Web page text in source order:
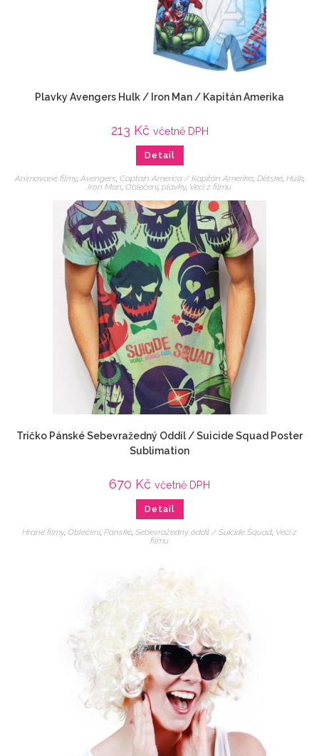
Plavky Avengers Hulk / Iron Man / Kapitán Amerika
213 Kč včetně DPH
Detail
Animované filmy, Avengers, Captain America / Kapitán Amerika, Dětské, Hulk,
Iron Man, Oblečení, plavky, Veci z filmu
Tričko Pánské Sebevražedný Oddíl / Suicide Squad Poster
Sublimation
670 Kč včetně DPH
Detail
Hrané filmy, Oblečení, Pánské Sebevražedný oddíl / Suicide Squad Veci z
filmu